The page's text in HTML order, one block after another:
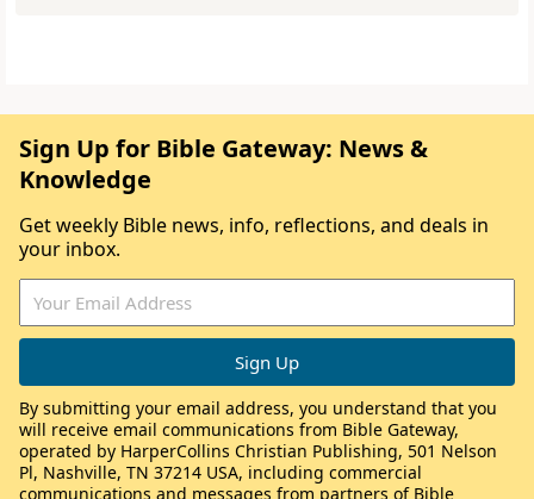
Sign Up for Bible Gateway: News &
Knowledge
Get weekly Bible news, info, reflections, and deals in
your inbox.
By submitting your email address, you understand that you
will receive email communications from Bible Gateway,
operated by HarperCollins Christian Publishing, 501 Nelson
Pl, Nashville, TN 37214 USA, including commercial
communications and messages from partners of Bible